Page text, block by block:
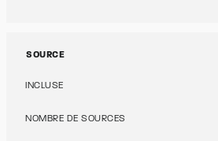
SOURCE
INCLUSE
NOMBRE DE SOURCES